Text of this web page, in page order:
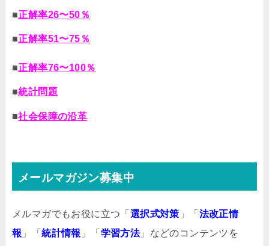
■正解率26〜50％
■正解率51〜75％
■正解率76〜100％
■統計問題
■社会保障の沿革
メールマガジン募集中
メルマガでもお役に立つ「 選択式対策 」「 法改正情
報 」「統計情報 」「 学習方法」などのコンテンツを